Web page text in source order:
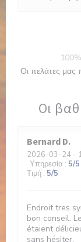
Οι
Bernard D
2026-03-24 -
Υπηρεσία : 5/5
Τιμή : 5/5
Endroit tres
bon conseil.
étaient
sans hésiter.
Οι πελάτες μας